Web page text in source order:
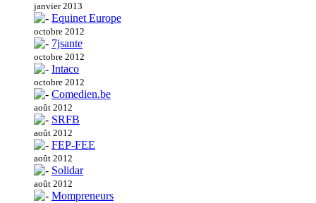
janvier 2013
Equinet Europe
octobre 2012
7jsante
octobre 2012
Intaco
octobre 2012
Comedien.be
août 2012
SRFB
août 2012
FEP-FEE
août 2012
Solidar
août 2012
Mompreneurs